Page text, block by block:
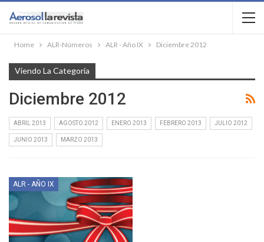
Home ALR-Números ALR - Año IX Diciembre 2012
Viendo La Categoría
Diciembre 2012
ABRIL 2013 AGOSTO 2012 ENERO 2013 FEBRERO 2013 JULIO 2012
JUNIO 2013 MARZO 2013
ALR - AÑO IX